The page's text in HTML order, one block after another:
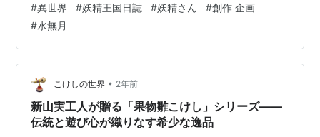
界とのゲートが正式に開く予定ですので頑張っていま
す。 先日妖精王との謁見で、人間界のお菓子の水無月を
持参しました。 私は和菓子が好きで特に水無月が好物で
す。 毎年6月には近所の和菓子屋さんに頻繁に行きます
ね。 年中売ってくれたらいいのにな～ってよく思いま
す。 妖精界とは文化や感覚が異なることが多…
#異世界 #妖精王国日誌 #妖精さん #創作 企画
#水無月
こけしの世界 • 2年前
新山実工人が贈る「果物雛こけし」シリーズ――
伝統と遊び心が織りなす希少な逸品